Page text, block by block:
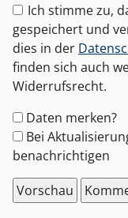
Ich stimme zu,
gespeichert und
dies in der
finden sich auch
Widerrufsrecht.
Formular-
Optionen
Daten merken?
Bei
benachrichtigen